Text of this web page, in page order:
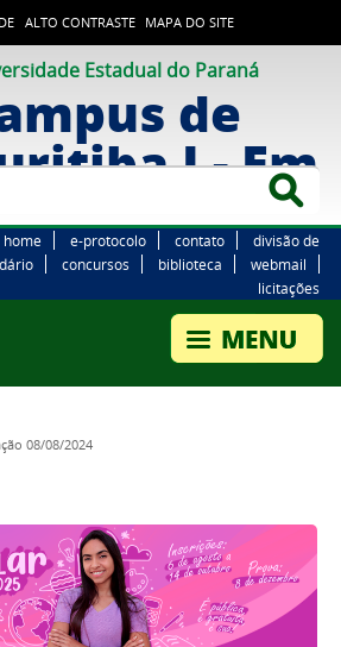
ALTO CONTRASTE MAPA DO SITE
Estadual do Paraná
de
I -
home e-protocolo contato
divisão de
concursos biblioteca
webmail
licitações
08/08/2024